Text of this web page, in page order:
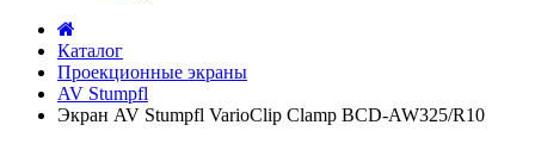
Каталог
Проекционные экраны
AV Stumpfl
Экран AV Stumpfl VarioClip Clamp BCD-AW325/R10